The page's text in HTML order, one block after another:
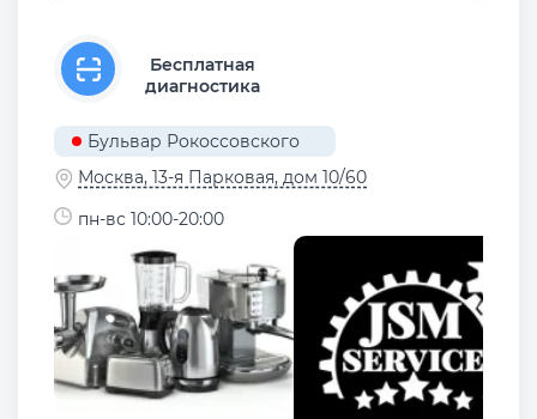
Бесплатная
диагностика
Бульвар Рокоссовского
Москва, 13-я Парковая, дом 10/60
пн-вс 10:00-20:00